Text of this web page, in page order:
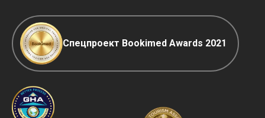
Спецпроект Bookimed Awards 2021